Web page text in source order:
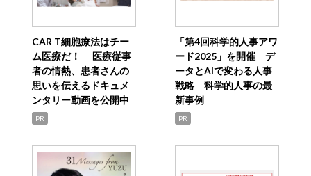
CAR T細胞療法はチー
ム医療だ！ 医療従事
者の情熱、患者さんの
思いを伝えるドキュメ
ンタリー動画を公開中
PR
「第4回科学的人事アワ
ード2025」を開催 デ
ータとAIで変わる人事
戦略 科学的人事の最
新事例
PR